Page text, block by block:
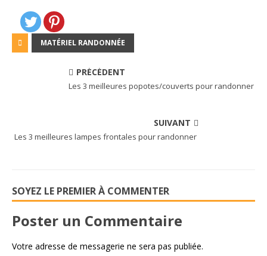
MATÉRIEL RANDONNÉE
PRÉCÉDENT
Les 3 meilleures popotes/couverts pour randonner
SUIVANT
Les 3 meilleures lampes frontales pour randonner
SOYEZ LE PREMIER À COMMENTER
Poster un Commentaire
Votre adresse de messagerie ne sera pas publiée.